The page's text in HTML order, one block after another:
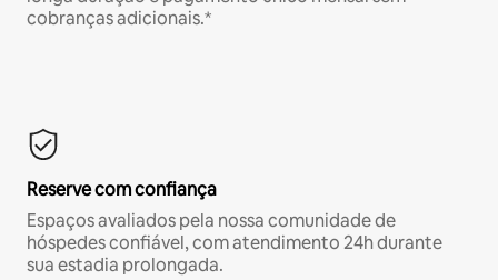
cobranças adicionais.*
Reserve com confiança
Espaços avaliados pela nossa comunidade de
hóspedes confiável, com atendimento 24h durante
sua estadia prolongada.